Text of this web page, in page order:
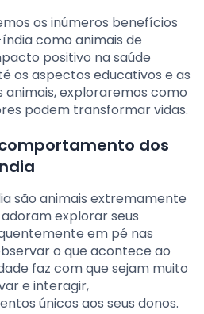
os inúmeros benefícios
como animais de
positivo na saúde
os aspectos educativos e as
exploraremos como
podem transformar vidas.
dos
são animais extremamente
adoram explorar seus
em pé nas
o que acontece ao
faz com que sejam muito
e interagir,
únicos aos seus donos.